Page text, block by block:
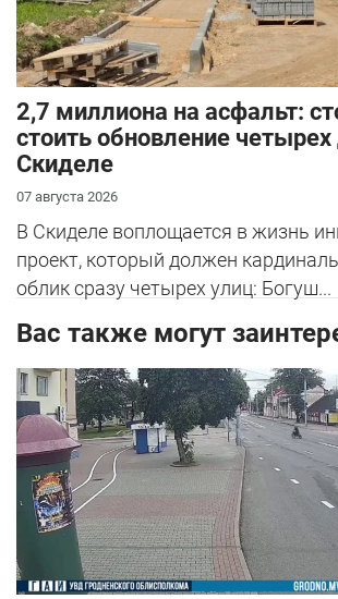
2,7 миллиона на асфальт:
стоить обновление четырех
Скиделе
07 августа 2026
В Скиделе воплощается в жизнь
проект, который должен
облик сразу четырех улиц: Богуш...
Вас также могут